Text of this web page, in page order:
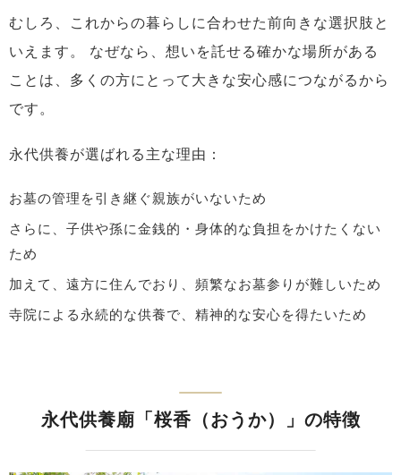
むしろ、これからの暮らしに合わせた前向きな選択肢と
いえます。
なぜなら、想いを託せる確かな場所がある
ことは、多くの方にとって大きな安心感につながるから
です。
永代供養が選ばれる主な理由：
お墓の管理を引き継ぐ親族がいないため
さらに、子供や孫に金銭的・身体的な負担をかけたくない
ため
加えて、遠方に住んでおり、頻繁なお墓参りが難しいため
寺院による永続的な供養で、精神的な安心を得たいため
永代供養廟「桜香（おうか）」の特徴